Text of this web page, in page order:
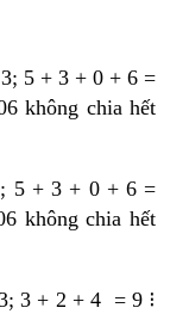
5 + 3 + 0 + 6 =
không chia hết
5 + 3 + 0 + 6 =
không chia hết
3 + 2 + 4 = 9 ⁝